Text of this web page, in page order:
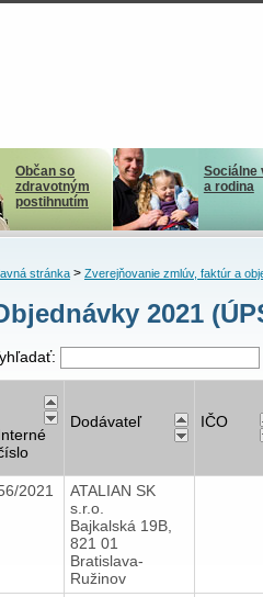
Občan so
zdravotným
postihnutím
Sociálne
a rodina
stránka> Zverejňovanie zmlúv, faktúr a
2021
Dodávateľ IČO
2021
ATALIAN SK
s.r.o.
Bajkalská 19B,
821 01
Bratislava-
Ružinov